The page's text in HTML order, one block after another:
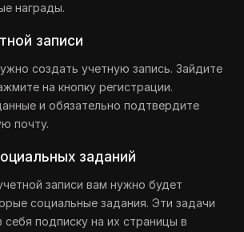
награды.
записи
создать учетную запись. Зайдите
на кнопку регистрации.
и обязательно подтвердите
почту.
заданий
записи вам нужно будет
социальные задания. Эти задачи
себя подписку на их страницы в